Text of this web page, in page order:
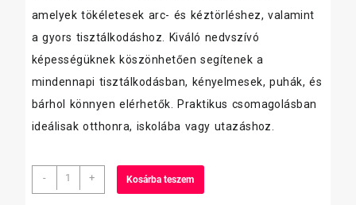
amelyek tökéletesek arc- és kéztörléshez, valamint
a gyors tisztálkodáshoz. Kiváló nedvszívó
képességüknek köszönhetően segítenek a
mindennapi tisztálkodásban, kényelmesek, puhák, és
bárhol könnyen elérhetők. Praktikus csomagolásban
ideálisak otthonra, iskolába vagy utazáshoz.
-
Frizbi
papírzsebkendő,
+ Kosárba teszem